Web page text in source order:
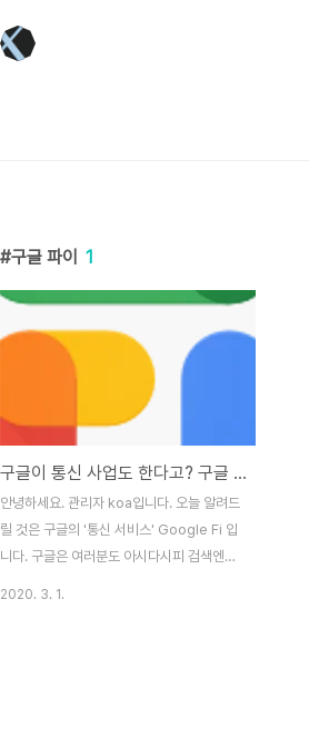
구글 파이 1
구글이 통신 사업도 한다고? 구글 파이에 대해 알아보자
안녕하세요. 관리자 koa입니다. 오늘 알려드
릴 것은 구글의 '통신 서비스' Google Fi 입
니다. 구글은 여러분도 아시다시피 검색엔진
2020. 3. 1.